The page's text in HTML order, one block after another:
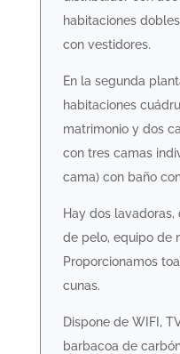
habitaciones
con vestidores.
En la segunda
habitaciones
matrimonio y dos
con tres camas
cama) con baño
Hay dos
de pelo, equipo de
Proporcionamos
cunas.
Dispone de WIFI,
barbacoa de